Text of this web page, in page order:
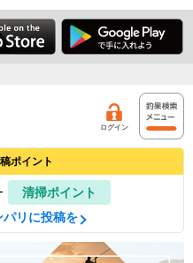
ログイン
ポイント
清掃ポイント
リに投稿を